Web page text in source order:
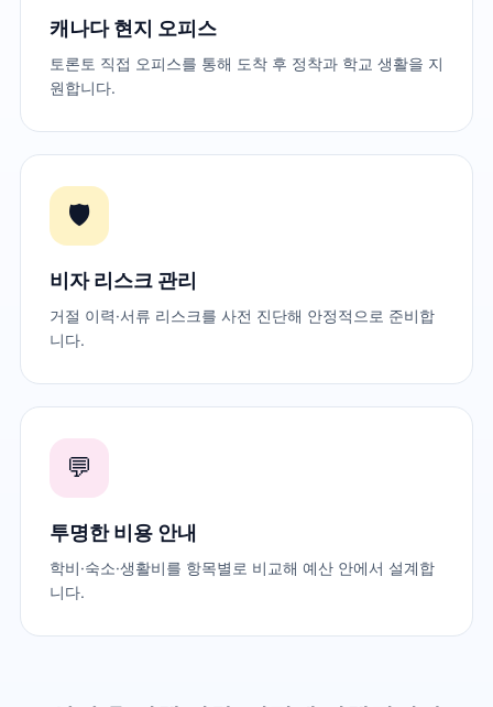
캐나다 현지 오피스
토론토 직접 오피스를 통해 도착 후 정착과 학교 생활을 지
원합니다.
🛡️
비자 리스크 관리
거절 이력·서류 리스크를 사전 진단해 안정적으로 준비합
니다.
💬
투명한 비용 안내
학비·숙소·생활비를 항목별로 비교해 예산 안에서 설계합
니다.